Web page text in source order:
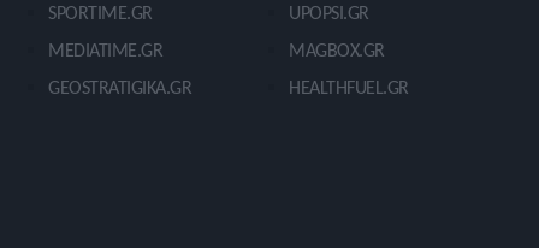
SPORTIME.GR
MEDIATIME.GR
GEOSTRATIGIKA.GR
UPOPSI.GR
MAGBOX.GR
HEALTHFUEL.GR